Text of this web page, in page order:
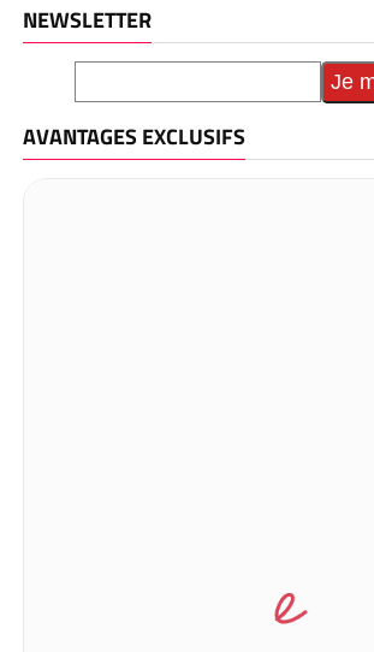
NEWSLETTER
AVANTAGES EXCLUSIFS